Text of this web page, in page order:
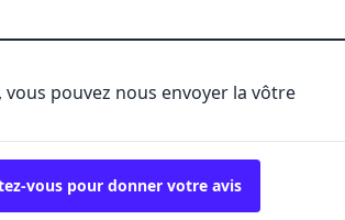
17:00"},
Classique Horaire :
17:00"},
Selection Horaire :
pouvez nous envoyer la vôtre
vous pour donner votre avis